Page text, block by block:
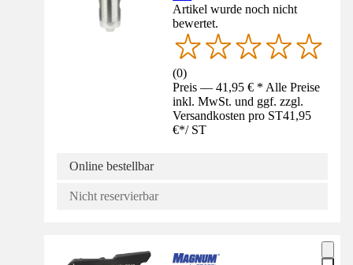
Artikel wurde noch nicht
bewertet.
(0)
Preis — 41,95 € * Alle Preise
inkl. MwSt. und ggf. zzgl.
Versandkosten pro ST41,95
€*/ ST
Online bestellbar
Nicht reservierbar